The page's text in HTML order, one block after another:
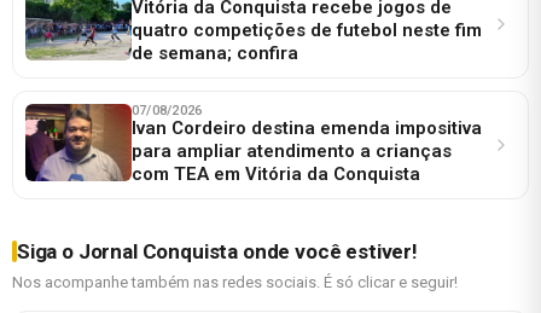
Vitória da Conquista recebe jogos de
quatro competições de futebol neste fim
de semana; confira
07/08/2026
Ivan Cordeiro destina emenda impositiva
para ampliar atendimento a crianças
com TEA em Vitória da Conquista
Siga o Jornal Conquista onde você estiver!
Nos acompanhe também nas redes sociais. É só clicar e seguir!